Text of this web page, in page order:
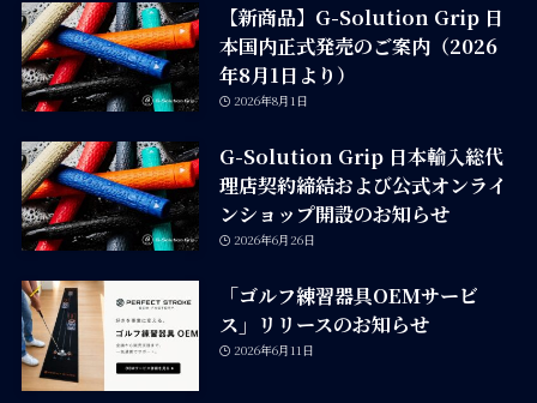
【新商品】G-Solution Grip 日
本国内正式発売のご案内（2026
年8月1日より）
2026年8月1日
G-Solution Grip 日本輸入総代
理店契約締結および公式オンライ
ンショップ開設のお知らせ
2026年6月26日
「ゴルフ練習器具OEMサービ
ス」リリースのお知らせ
2026年6月11日